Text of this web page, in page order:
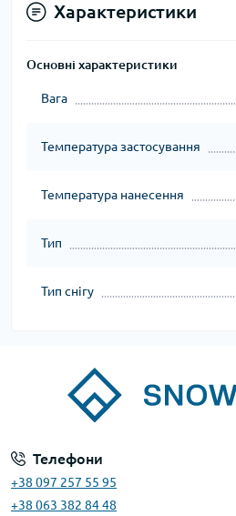
Характеристики
Основні характеристики
Вага
Температура застосування
Температура нанесення
Тип
Тип снігу
Телефони
+38 097 257 55 95
+38 063 382 84 48